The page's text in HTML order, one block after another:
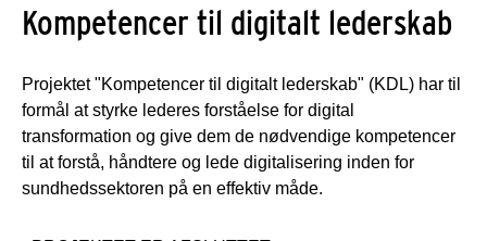
Kompetencer til digitalt lederskab
Projektet "Kompetencer til digitalt lederskab" (KDL) har til
formål at styrke lederes forståelse for digital
transformation og give dem de nødvendige kompetencer
til at forstå, håndtere og lede digitalisering inden for
sundhedssektoren på en effektiv måde.